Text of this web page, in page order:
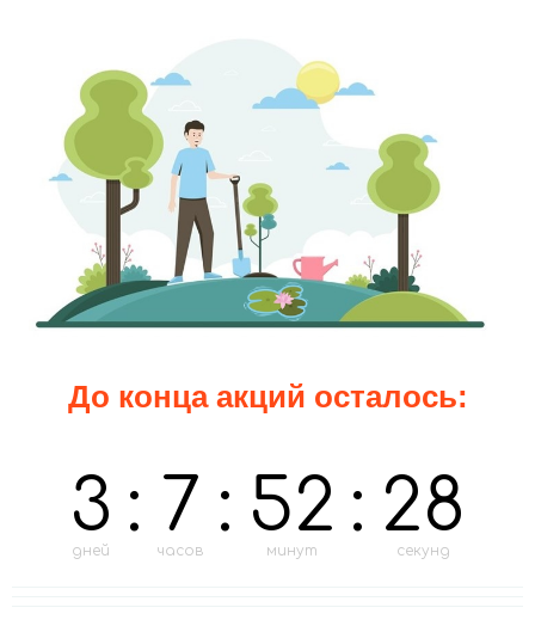
До конца акций осталось:
3
дней
: 7
часов
: 52
минут
: 27
секунд